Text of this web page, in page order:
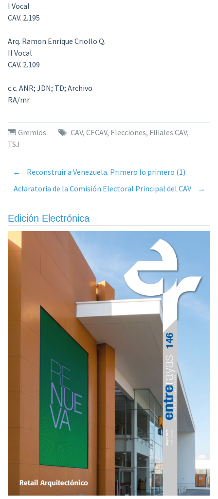
I Vocal
CAV. 2.195
Arq. Ramon Enrique Criollo Q.
II Vocal
CAV. 2.109
c.c. ANR; JDN; TD; Archivo
RA/mr
Gremios CAV, CECAV, Elecciones, Filiales CAV,
TSJ
Post
navigation
←
Reconstruir a Venezuela. Primero lo primero (1)
Aclaratoria de la Comisión Electoral Principal del CAV
→
Edición Electrónica